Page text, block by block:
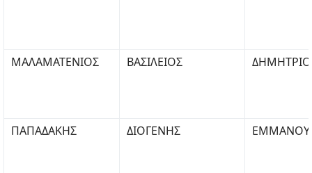
ΜΑΛΑΜΑΤΕΝΙΟΣ ΒΑΣΙΛΕΙΟΣ
ΠΑΠΑΔΑΚΗΣ ΔΙΟΓΕΝΗΣ